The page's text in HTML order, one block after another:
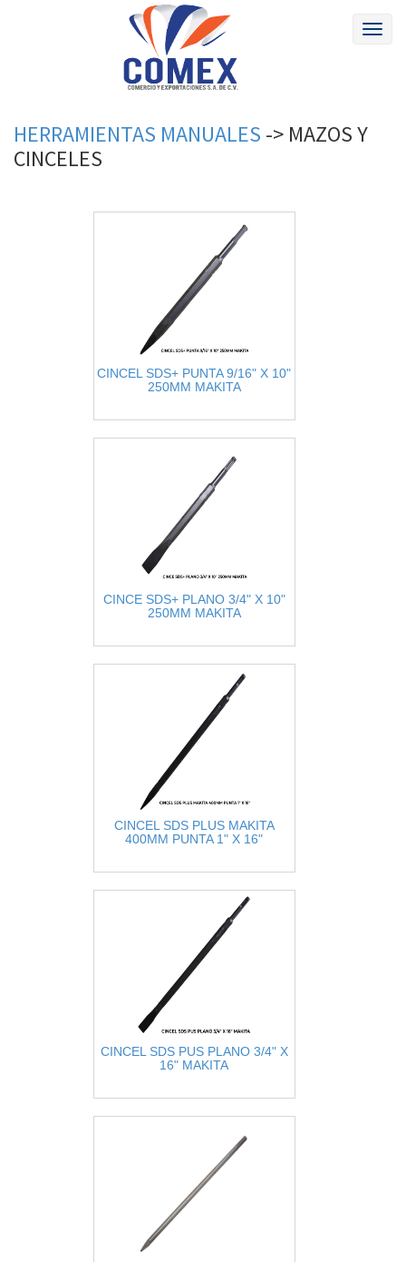
HERRAMIENTAS MANUALES -> MAZOSY
CINCELES
CINCEL SDS+ PUNTA 9/16" X 10"
250MM MAKITA
CINCE SDS+ PLANO 3/4" X 10"
250MM MAKITA
CINCEL SDS PLUS MAKITA
400MM PUNTA 1" X 16"
CINCEL SDS PUS PLANO 3/4" X
16" MAKITA